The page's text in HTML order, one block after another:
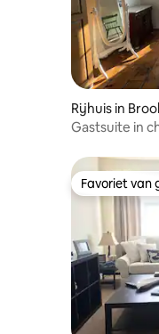
Rijhuis in
Gastsuite in
Favoriet van
Favoriet van